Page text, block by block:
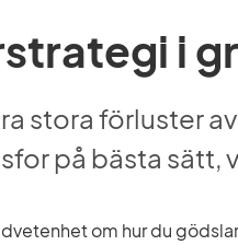
i
stora förluster
på bästa
om hur du